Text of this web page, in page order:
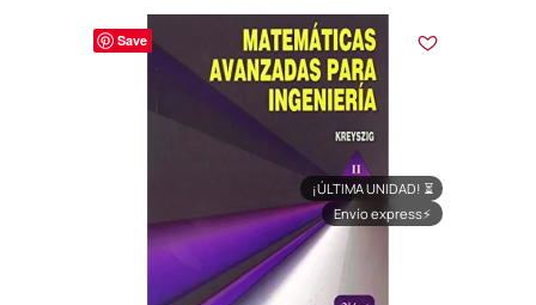
Save
¡ÚLTIMA UNIDAD! ⏳
Envío express⚡